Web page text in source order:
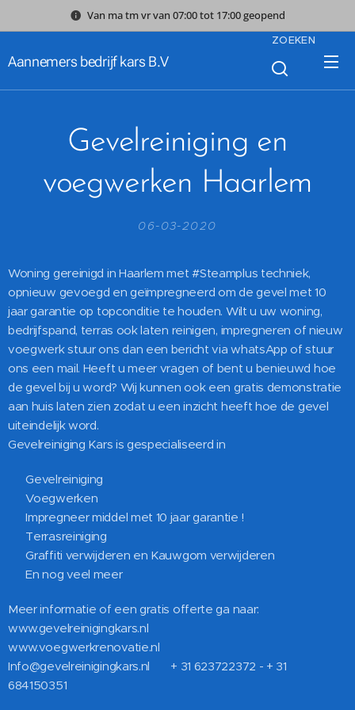
Van ma tm vr van 07:00 tot 17:00 geopend
Aannemers bedrijf kars B.V
ZOEKEN
Gevelreiniging en
voegwerken Haarlem
06-03-2020
Woning gereinigd in Haarlem met #Steamplus techniek,
opnieuw gevoegd en geïmpregneerd om de gevel met 10
jaar garantie op topconditie te houden. Wilt u uw woning,
bedrijfspand, terras ook laten reinigen, impregneren of nieuw
voegwerk stuur ons dan een bericht via whatsApp of stuur
ons een mail. Heeft u meer vragen of bent u benieuwd hoe
de gevel bij u word? Wij kunnen ook een gratis demonstratie
aan huis laten zien zodat u een inzicht heeft hoe de gevel
uiteindelijk word.
Gevelreiniging Kars is gespecialiseerd in
✅ Gevelreiniging
✅ Voegwerken
✅ Impregneer middel met 10 jaar garantie !
✅ Terrasreiniging
✅ Graffiti verwijderen en Kauwgom verwijderen
✅ En nog veel meer
Meer informatie of een gratis offerte ga naar:
www.gevelreinigingkars.nl
www.voegwerkrenovatie.nl
Info@gevelreinigingkars.nl 📲 + 31 623722372 - + 31
684150351